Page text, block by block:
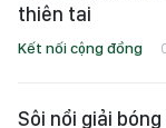
thiên tai
Kết nối cộng đồng
Sôi nổi giải